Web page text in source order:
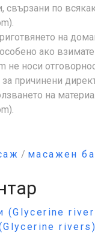
свързани по
на
ако
не носи
причинени
на
/ масажен